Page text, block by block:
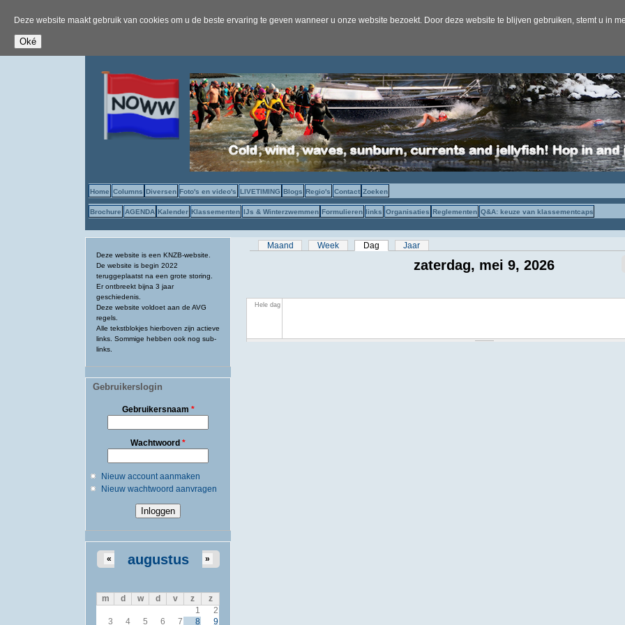
Deze website maakt gebruik van cookies om u de beste ervaring te geven wanneer u onze website bezoekt. Door deze website te blijven gebruiken, stemt u in
Home Columns Diversen Foto's en video's LIVETIMING Blogs Regio's Contact Zoeken
Brochure AGENDA Kalender Klassementen IJs & Winterzwemmen Formulieren links Organisaties Reglementen Q&A: keuze van klassementcaps
Deze website is een KNZB-website.
De website is begin 2022
teruggeplaatst na een grote storing.
Er ontbreekt bijna 3 jaar
geschiedenis.
Deze website voldoet aan de AVG
regels.
Alle tekstblokjes hierboven zijn actieve
links. Sommige hebben ook nog sub-
links.
Gebruikerslogin
Gebruikersnaam *
Wachtwoord *
Nieuw account aanmaken
Nieuw wachtwoord aanvragen
augustus
« »
m d w d v z
z
1
2
3
4 5 6 7 8
9
Primaire tabs
Maand Week Dag (actieve tabblad)
Jaar
zaterdag, mei 9, 2026
Hele dag